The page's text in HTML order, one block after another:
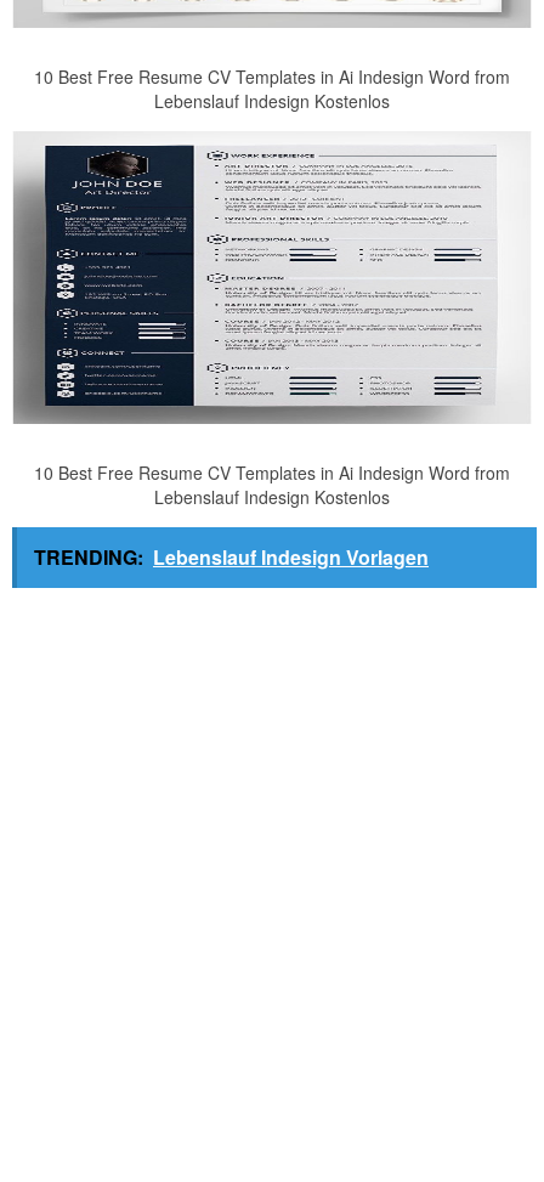
10 Best Free Resume CV Templates in Ai Indesign Word from
Lebenslauf Indesign Kostenlos
10 Best Free Resume CV Templates in Ai Indesign Word from
Lebenslauf Indesign Kostenlos
TRENDING: Lebenslauf Indesign Vorlagen